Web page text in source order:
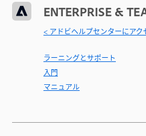
ENTERPRISE &
< アドビヘルプセンターにアク
ラーニングとサポート
入門
マニュアル